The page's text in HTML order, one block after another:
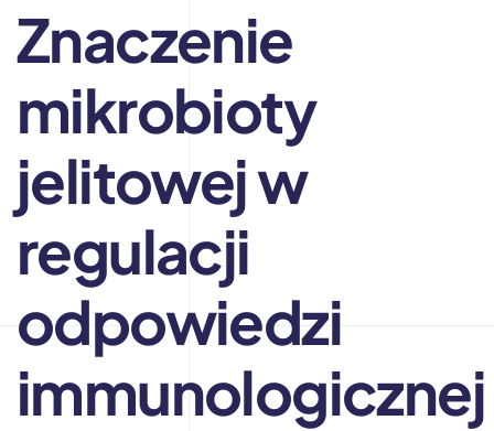
Znaczenie
mikrobioty
jelitowej w
regulacji
odpowiedzi
immunologicznej